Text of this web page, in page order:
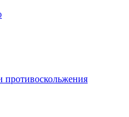
противоскольжения